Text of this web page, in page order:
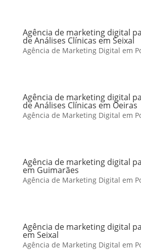
Agência de marketing digital
de Análises Clínicas em Seixal
Agência de Marketing Digital em
Agência de marketing digital
de Análises Clínicas em Oeiras
Agência de Marketing Digital em
Agência de marketing digital
em Guimarães
Agência de Marketing Digital em
Agência de marketing digital
em Seixal
Agência de Marketing Digital em